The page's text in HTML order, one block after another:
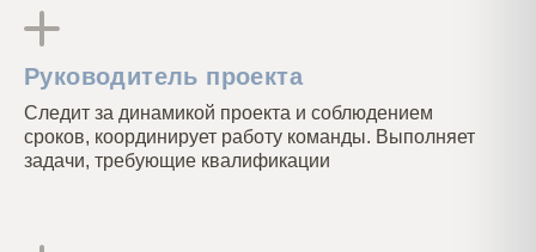
Руководитель проекта
Следит за динамикой проекта и соблюдением
сроков, координирует работу команды. Выполняет
задачи, требующие квалификации